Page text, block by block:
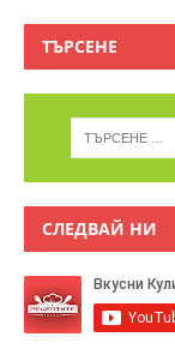
ТЪРСЕНЕ
СЛЕДВАЙ НИ